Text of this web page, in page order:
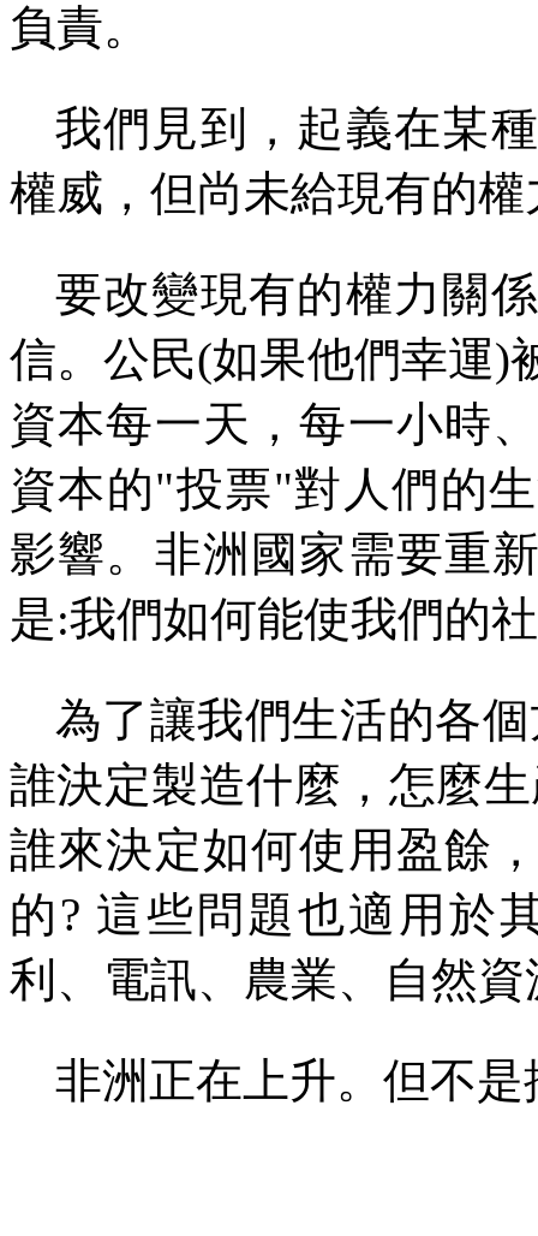
負責。
我們見到，起義在某
權威，但尚未給現有的
要改變現有的權力關
信。公民(如果他們幸運)
資本每一天，每一小時
資本的"投票"對人們的
影響。非洲國家需要重
是:我們如何能使我們的
為了讓我們生活的各
誰決定製造什麼，怎麼
誰來決定如何使用盈餘
的? 這些問題也適用於
利、電訊、農業、自然
非洲正在上升。但不